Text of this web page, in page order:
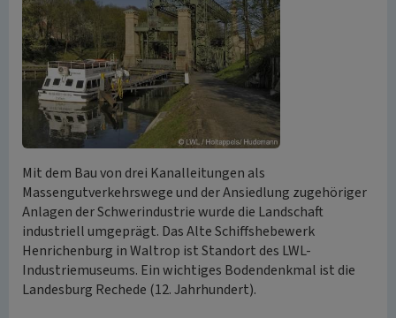
Mit dem Bau von drei Kanalleitungen als
Massengutverkehrswege und der Ansiedlung zugehöriger
Anlagen der Schwerindustrie wurde die Landschaft
industriell umgeprägt. Das Alte Schiffshebewerk
Henrichenburg in Waltrop ist Standort des LWL-
Industriemuseums. Ein wichtiges Bodendenkmal ist die
Landesburg Rechede (12. Jahrhundert).